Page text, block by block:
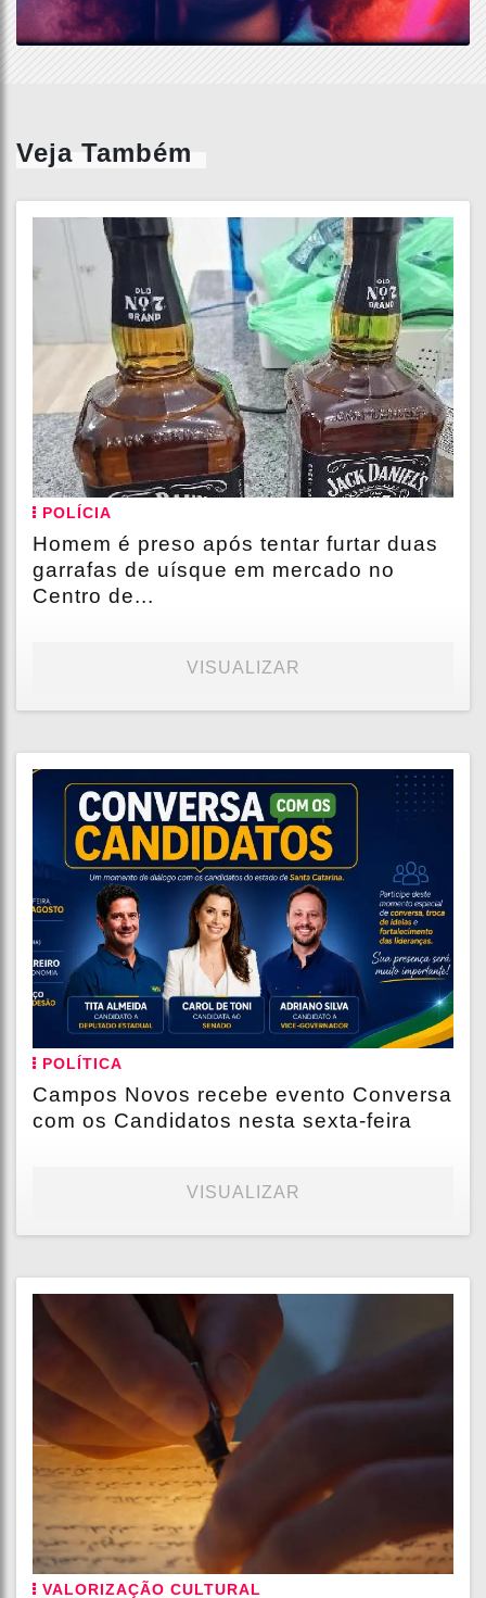
Veja Também
POLÍCIA
Homem é preso após tentar furtar duas
garrafas de uísque em mercado no
Centro de...
VISUALIZAR
POLÍTICA
Campos Novos recebe evento Conversa
com os Candidatos nesta sexta-feira
VISUALIZAR
VALORIZAÇÃO CULTURAL